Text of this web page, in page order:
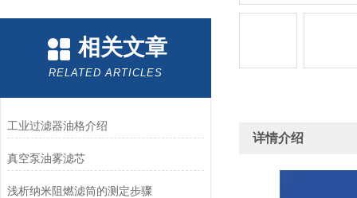
相关文章
RELATED ARTICLES
工业过滤器油格介绍
真空泵油雾滤芯
浅析纳米阻燃滤筒的测定步骤
详情介绍